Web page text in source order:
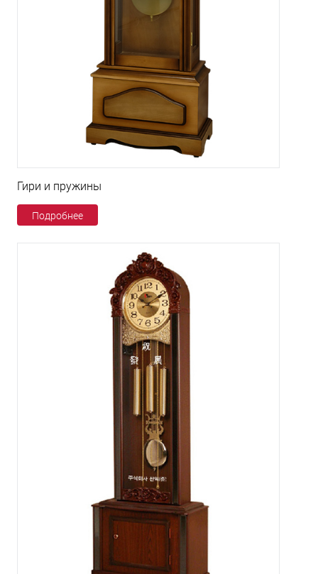
Гири и пружины
Подробнее